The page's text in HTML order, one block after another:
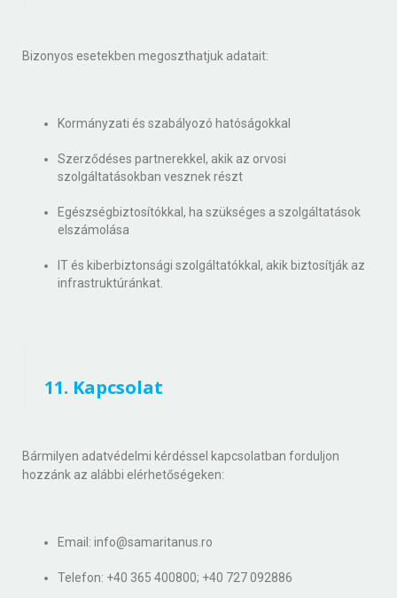
Bizonyos esetekben megoszthatjuk adatait:
Kormányzati és szabályozó hatóságokkal
Szerződéses partnerekkel, akik az orvosi
szolgáltatásokban vesznek részt
Egészségbiztosítókkal, ha szükséges a szolgáltatások
elszámolása
IT és kiberbiztonsági szolgáltatókkal, akik biztosítják az
infrastruktúránkat.
11. Kapcsolat
Bármilyen adatvédelmi kérdéssel kapcsolatban forduljon
hozzánk az alábbi elérhetőségeken:
Email: info@samaritanus.ro
Telefon: +40 365 400800; +40 727 092886